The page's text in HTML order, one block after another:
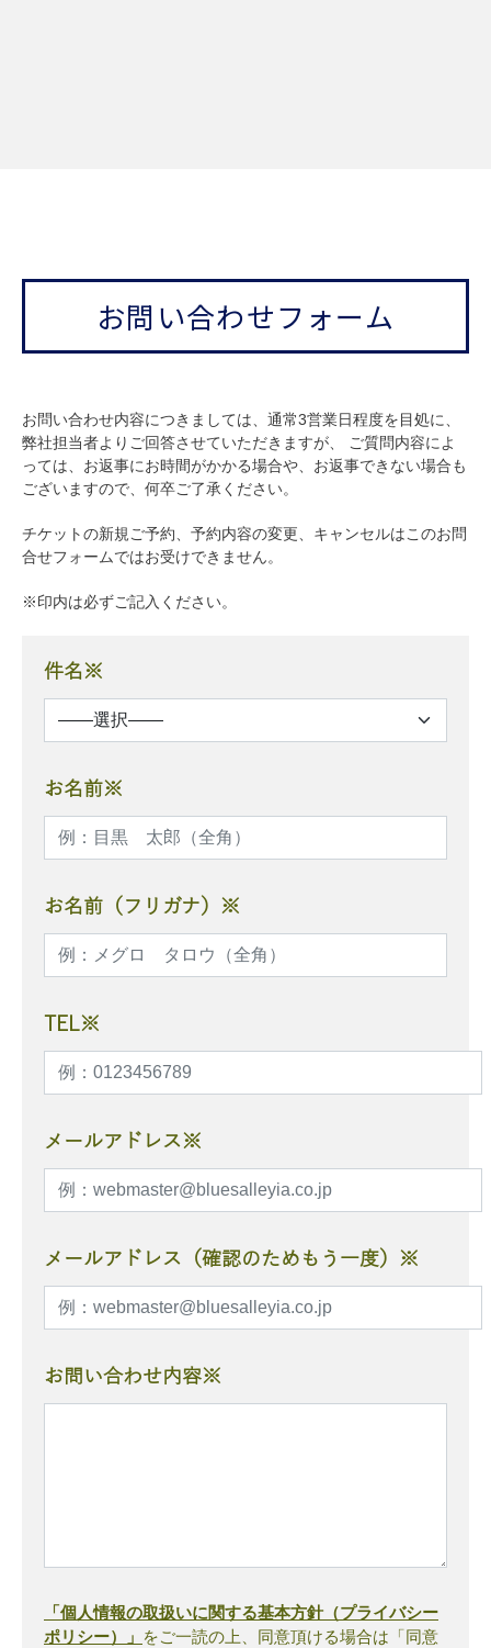
お問い合わせフォーム
お問い合わせ内容につきましては、通常3営業日程度を目処に、
弊社担当者よりご回答させていただきますが、 ご質問内容によ
っては、お返事にお時間がかかる場合や、お返事できない場合も
ございますので、何卒ご了承ください。
チケットの新規ご予約、予約内容の変更、キャンセルはこのお問
合せフォームではお受けできません。
※印内は必ずご記入ください。
件名※
お名前※
お名前（フリガナ）※
TEL※
メールアドレス※
メールアドレス（確認のためもう一度）※
お問い合わせ内容※
「個人情報の取扱いに関する基本方針（プライバシー
ポリシー）」 をご一読の上、同意頂ける場合は「同意